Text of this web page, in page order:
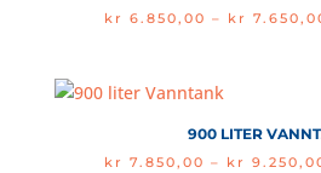
kr 6.850,00 – kr
900 LITER
kr 7.850,00 – kr